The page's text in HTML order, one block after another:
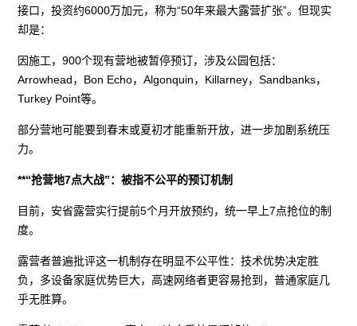
接口，投资约6000万加元，称为“50年来最大露营扩张”。但现实
却是：
因施工，900个现有营地被暂停预订，涉及公园包括：
Arrowhead，Bon Echo，Algonquin，Killarney，Sandbanks，
Turkey Point等。
部分营地可能要到春末或夏初才能重新开放，进一步加剧系统压
力。
**“抢营地7点大战”：被指不公平的预订机制
目前，安省露营实行提前5个月开放预约，统一早上7点抢位的制
度。
露营者普遍批评这一机制存在明显不公平性：技术优势决定胜
负，多设备家庭优势巨大，高速网络者更容易抢到，普通家庭几
乎无胜算。